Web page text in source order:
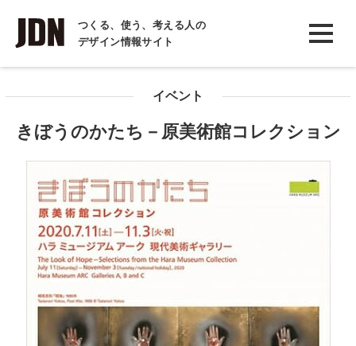
つくる、使う、考える人の
デザイン情報サイト
INTERVIEW
インタビュー
コラム
イベント
きぼうのかたち－原美術館コレクション